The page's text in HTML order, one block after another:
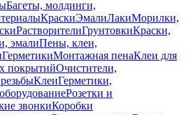
Багеты, молдинги,
КраскиЭмалиЛакиМорилки,
РастворителиГрунтовкиКраски,
эмалиПены, клеи,
ГерметикиМонтажная пенаКлеи для
покрытийОчистители,
КлеиГерметики,
Розетки и
звонкиКоробки